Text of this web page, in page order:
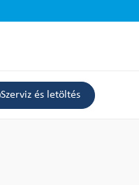
Szerviz és letöltés